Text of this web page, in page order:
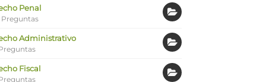
Penal
Preguntas
Administrativo
Fiscal